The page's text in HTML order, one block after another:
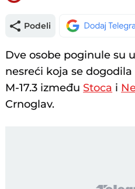
Podeli
Dve osobe poginule su
nesreći koja se
M-17.3 između Stoca i
Crnoglav.